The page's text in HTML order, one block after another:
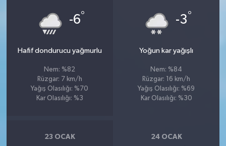
-6°
Hafif dondurucu yağmurlu
Nem: %82
Rüzgar: 7 km/h
Yağış Olasılığı: %70
Kar Olasılığı: %3
-3°
Yoğun kar yağışlı
Nem: %84
Rüzgar: 16 km/h
Yağış Olasılığı: %69
Kar Olasılığı: %30
23 OCAK 24 OCAK